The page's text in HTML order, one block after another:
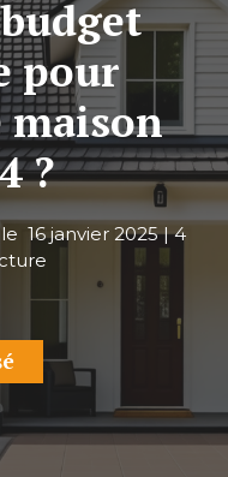
pour
maison
?
16 janvier 2025| 4